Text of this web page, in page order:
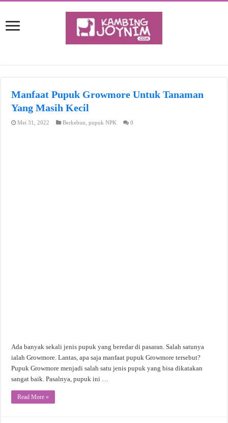
Manfaat Pupuk Growmore Untuk Tanaman
Yang Masih Kecil
Mei 31, 2022 Berkebun ,pupuk NPK 0
Ada banyak sekali jenis pupuk yang beredar di pasaran. Salah satunya
ialah Growmore. Lantas, apa saja manfaat pupuk Growmore tersebut?
Pupuk Growmore menjadi salah satu jenis pupuk yang bisa dikatakan
sangat baik. Pasalnya, pupuk ini …
Read More »